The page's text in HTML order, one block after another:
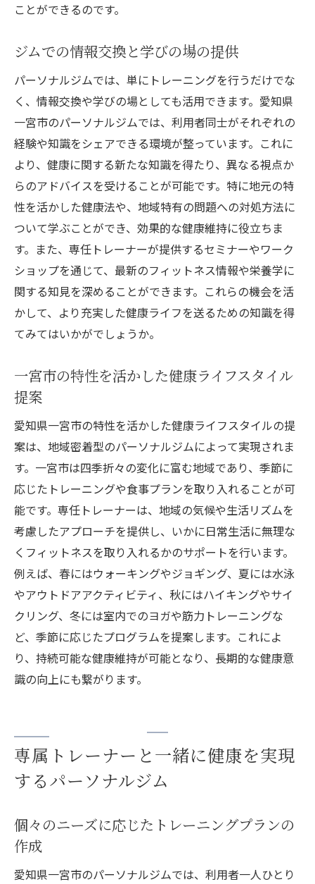
ことができるのです。
ジムでの情報交換と学びの場の提供
パーソナルジムでは、単にトレーニングを行うだけでな
く、情報交換や学びの場としても活用できます。愛知県
一宮市のパーソナルジムでは、利用者同士がそれぞれの
経験や知識をシェアできる環境が整っています。これに
より、健康に関する新たな知識を得たり、異なる視点か
らのアドバイスを受けることが可能です。特に地元の特
性を活かした健康法や、地域特有の問題への対処方法に
ついて学ぶことができ、効果的な健康維持に役立ちま
す。また、専任トレーナーが提供するセミナーやワーク
ショップを通じて、最新のフィットネス情報や栄養学に
関する知見を深めることができます。これらの機会を活
かして、より充実した健康ライフを送るための知識を得
てみてはいかがでしょうか。
一宮市の特性を活かした健康ライフスタイル
提案
愛知県一宮市の特性を活かした健康ライフスタイルの提
案は、地域密着型のパーソナルジムによって実現されま
す。一宮市は四季折々の変化に富む地域であり、季節に
応じたトレーニングや食事プランを取り入れることが可
能です。専任トレーナーは、地域の気候や生活リズムを
考慮したアプローチを提供し、いかに日常生活に無理な
くフィットネスを取り入れるかのサポートを行います。
例えば、春にはウォーキングやジョギング、夏には水泳
やアウトドアアクティビティ、秋にはハイキングやサイ
クリング、冬には室内でのヨガや筋力トレーニングな
ど、季節に応じたプログラムを提案します。これによ
り、持続可能な健康維持が可能となり、長期的な健康意
識の向上にも繋がります。
専属トレーナーと一緒に健康を実現
するパーソナルジム
個々のニーズに応じたトレーニングプランの
作成
愛知県一宮市のパーソナルジムでは、利用者一人ひとり